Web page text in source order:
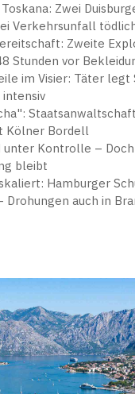
Zwei
Verkehrsunfall
Zweite
Stunden vor
im Visier: Täter legt
Kölner Bordell
unter Kontrolle –
bleibt
Hamburger
Drohungen auch in